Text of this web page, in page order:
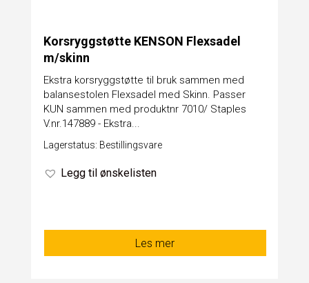
Korsryggstøtte KENSON Flexsadel
m/skinn
Ekstra korsryggstøtte til bruk sammen med
balansestolen Flexsadel med Skinn. Passer
KUN sammen med produktnr 7010/ Staples
V.nr.147889 - Ekstra...
Lagerstatus: Bestillingsvare
Legg til ønskelisten
Les mer